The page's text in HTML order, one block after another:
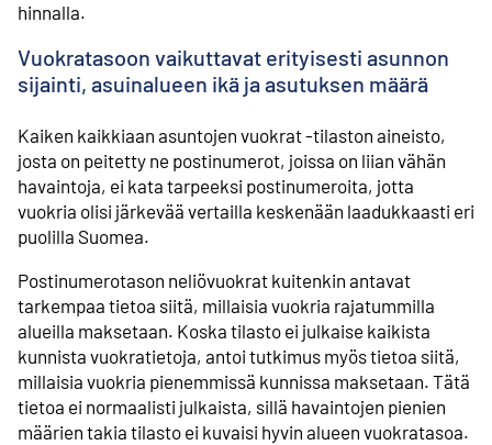
hinnalla.
Vuokratasoon vaikuttavat erityisesti asunnon
sijainti, asuinalueen ikä ja asutuksen määrä
Kaiken kaikkiaan asuntojen vuokrat -tilaston aineisto,
josta on peitetty ne postinumerot, joissa on liian vähän
havaintoja, ei kata tarpeeksi postinumeroita, jotta
vuokria olisi järkevää vertailla keskenään laadukkaasti eri
puolilla Suomea.
Postinumerotason neliövuokrat kuitenkin antavat
tarkempaa tietoa siitä, millaisia vuokria rajatummilla
alueilla maksetaan. Koska tilasto ei julkaise kaikista
kunnista vuokratietoja, antoi tutkimus myös tietoa siitä,
millaisia vuokria pienemmissä kunnissa maksetaan. Tätä
tietoa ei normaalisti julkaista, sillä havaintojen pienien
määrien takia tilasto ei kuvaisi hyvin alueen vuokratasoa.